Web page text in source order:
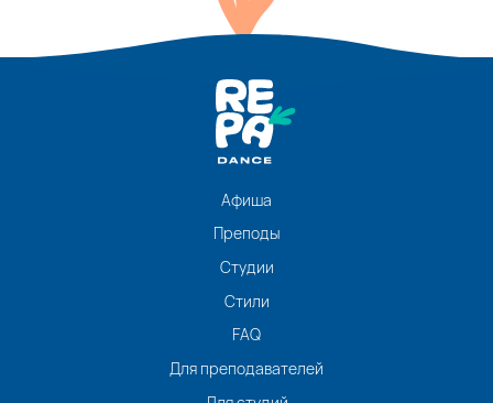
Афиша
Преподы
Студии
Стили
FAQ
Для преподавателей